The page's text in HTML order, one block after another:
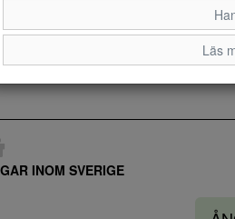
2,5 3 3,5 4
INOM SVERIGE
Läs